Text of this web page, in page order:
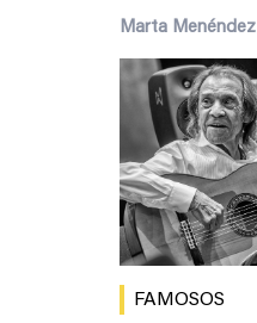
Marta Menéndez
FAMOSOS